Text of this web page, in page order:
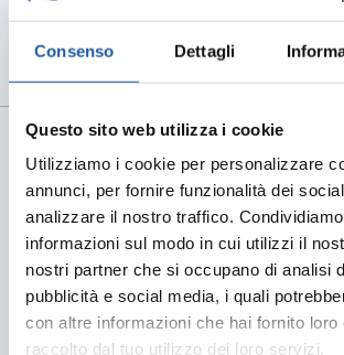
Consenso Dettagli
Questo sito web utilizza i cookie
Utilizziamo i cookie per personalizzare
annunci, per fornire funzionalità dei
analizzare il nostro traffico.
informazioni sul modo in cui utilizzi il
nostri partner che si occupano di analisi
pubblicità e social media, i quali
con altre informazioni che hai fornito loro
raccolto dal tuo utilizzo dei loro servizi.
Ti potrebbero